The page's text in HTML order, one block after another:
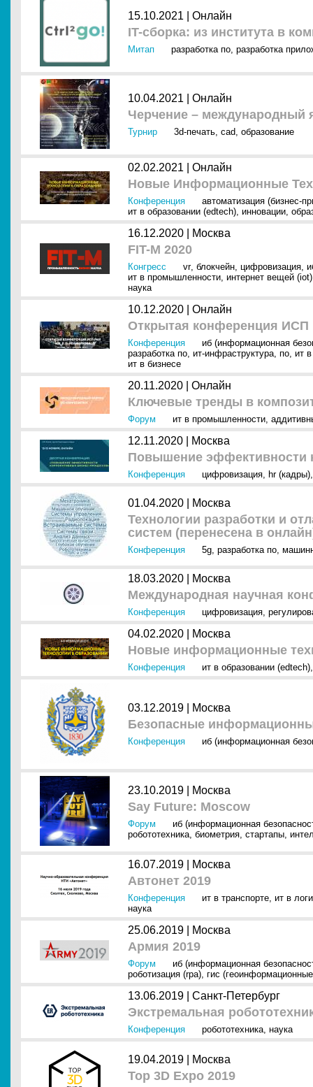
15.10.2021 | Онлайн
IT-cборка: из института в
Митап разработка по, разработка
10.04.2021 | Онлайн
Черчение – международный
Турнир 3d-печать, cad, образование
02.02.2021 | Онлайн
Новые Информационные
Конференция
автоматизация (бизнес-
ит в образовании (edtech), инновации,
16.12.2020 | Москва
FIT-M 2020
Конгресс vr, блокчейн, цифровизация,
ит в промышленности, интернет вещей (iot)
наука
10.12.2020 | Онлайн
Открытая конференция ИСП
Конференция
иб (информационная
разработка по, ит-инфраструктура, по, ит
ит в бизнесе
20.11.2020 | Онлайн
Ключевые тренды в
Форум ит в промышленности,
12.11.2020 | Москва
Повышение эффективности
Конференция цифровизация, hr (кадры)
01.04.2020 | Москва
Технологии разработки и
систем (перенесена в
Конференция 5g, разработка по,
18.03.2020 | Москва
Международная научная
Конференция цифровизация,
04.02.2020 | Москва
Новые информационные
Конференция ит в образовании (edtech)
03.12.2019 | Москва
Безопасные
Конференция иб (информационная
23.10.2019 | Москва
Say Future: Moscow
Форум
иб (информационная
робототехника, биометрия, стартапы,
16.07.2019 | Москва
Автонет 2019
Конференция ит в транспорте, ит в
наука
25.06.2019 | Москва
Армия 2019
Форум
иб (информационная
роботизация (rpa), гис
13.06.2019 | Санкт-Петербург
Экстремальная
Конференция робототехника, наука
19.04.2019 | Москва
Top 3D Expo 2019